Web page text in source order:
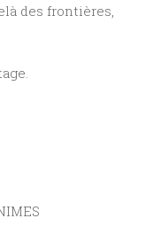
des frontières,